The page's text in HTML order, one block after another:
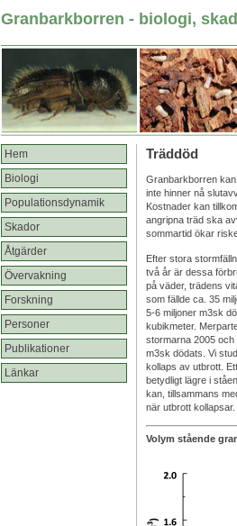
Granbarkborren - biologi,
Hem
Biologi
Populationsdynamik
Skador
Åtgärder
Övervakning
Forskning
Personer
Publikationer
Länkar
Träddöd
Granbarkborren
inte hinner nå
Kostnader kan
angripna träd ska
sommartid ökar
Efter stora
två år är dessa
på väder, trädens
som fällde ca. 35
5-6 miljoner m3sk
kubikmeter.
stormarna 2005 och
m3sk dödats. Vi
kollaps av utbrott.
betydligt lägre i
kan, tillsammans
när utbrott kollapsar.
Volym stående